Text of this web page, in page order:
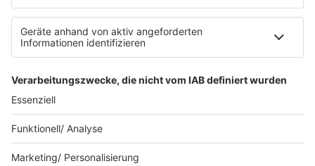
Teilnahmebedingungen
R.SH auf radioplayer.de
Stromvergleich
© 2023 R.SH - Radio Schleswig-Holstein - eine Marke der